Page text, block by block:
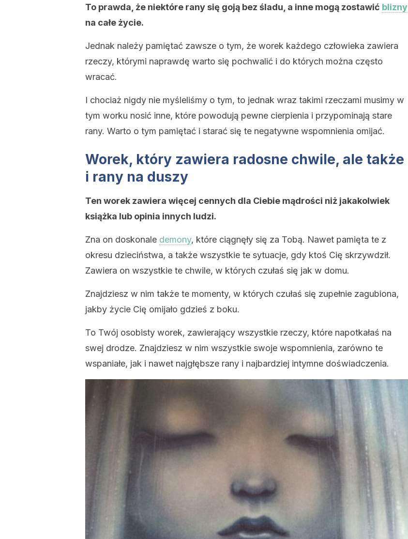
To prawda, że niektóre rany się goją bez śladu, a inne mogą zostawić blizny
na całe życie.
Jednak należy pamiętać zawsze o tym, że worek każdego człowieka zawiera
rzeczy, którymi naprawdę warto się pochwalić i do których można często
wracać.
I chociaż nigdy nie myśleliśmy o tym, to jednak wraz takimi rzeczami musimy w
tym worku nosić inne, które powodują pewne cierpienia i przypominają stare
rany. Warto o tym pamiętać i starać się te negatywne wspomnienia omijać.
Worek, który zawiera radosne chwile, ale także
i rany na duszy
Ten worek zawiera więcej cennych dla Ciebie mądrości niż jakakolwiek
książka lub opinia innych ludzi.
Zna on doskonale demony, które ciągnęły się za Tobą. Nawet pamięta te z
okresu dzieciństwa, a także wszystkie te sytuacje, gdy ktoś Cię skrzywdził.
Zawiera on wszystkie te chwile, w których czułaś się jak w domu.
Znajdziesz w nim także te momenty, w których czułaś się zupełnie zagubiona,
jakby życie Cię omijało gdzieś z boku.
To Twój osobisty worek, zawierający wszystkie rzeczy, które napotkałaś na
swej drodze. Znajdziesz w nim wszystkie swoje wspomnienia, zarówno te
wspaniałe, jak i nawet najgłębsze rany i najbardziej intymne doświadczenia.